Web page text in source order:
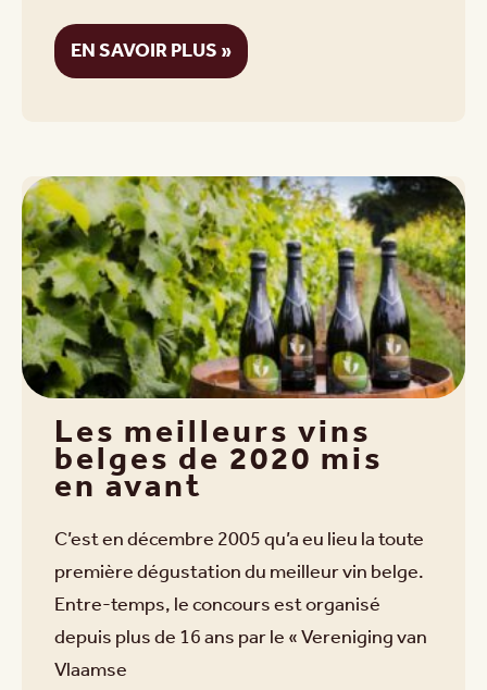
EN SAVOIR PLUS »
Les meilleurs vins
belges de 2020 mis
en avant
C’est en décembre 2005 qu’a eu lieu la toute
première dégustation du meilleur vin belge.
Entre-temps, le concours est organisé
depuis plus de 16 ans par le « Vereniging van
Vlaamse